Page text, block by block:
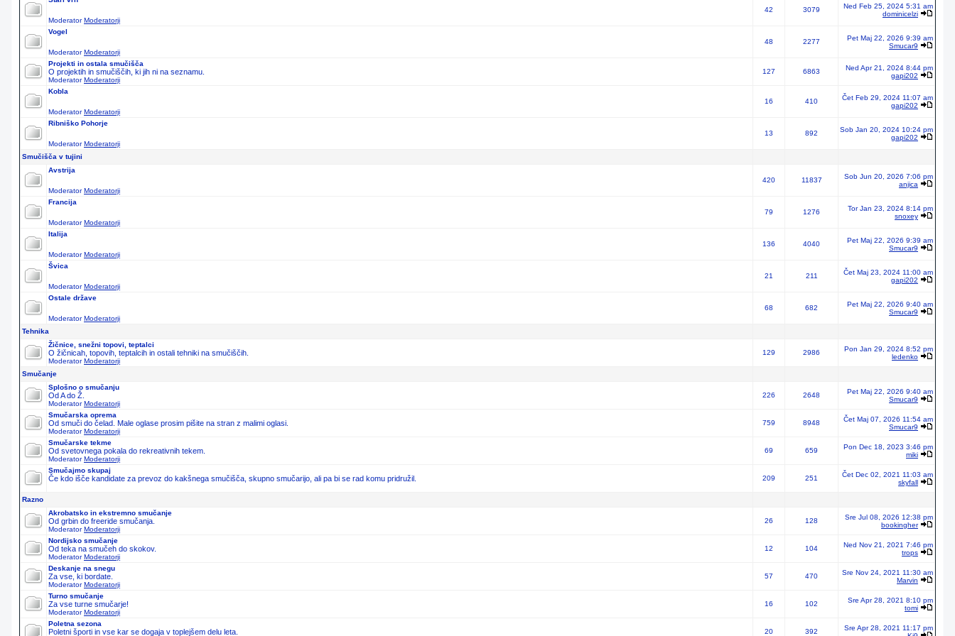
ModeratorModeratorji
42 3079
Ned Feb 25, 2024 5:31 am
dominicelzi
Vogel
ModeratorModeratorji
48 2277
Pet Maj 22, 2026 9:39 am
Smucar9
Projekti in ostala smučišča
O projektih in smučiščih, ki jih ni na seznamu.
ModeratorModeratorji
127 6863
Ned Apr 21, 2024 8:44 pm
gapi202
Kobla
ModeratorModeratorji
16 410
Čet Feb 29, 2024 11:07 am
gapi202
Ribniško Pohorje
ModeratorModeratorji
13 892
Sob Jan 20, 2024 10:24 pm
gapi202
Smučišča v tujini
Avstrija
ModeratorModeratorji
420 11837
Sob Jun 20, 2026 7:06 pm
anjica
Francija
ModeratorModeratorji
79 1276
Tor Jan 23, 2024 8:14 pm
snoxey
Italija
ModeratorModeratorji
136 4040
Pet Maj 22, 2026 9:39 am
Smucar9
Švica
ModeratorModeratorji
21 211
Čet Maj 23, 2024 11:00 am
gapi202
Ostale države
ModeratorModeratorji
68 682
Pet Maj 22, 2026 9:40 am
Smucar9
Tehnika
Žičnice, snežni topovi, teptalci
O žičnicah, topovih, teptalcih in ostali tehniki na smučiščih.
ModeratorModeratorji
129 2986
Pon Jan 29, 2024 8:52 pm
ledenko
Smučanje
Splošno o smučanju
Od A do Ž.
ModeratorModeratorji
226 2648
Pet Maj 22, 2026 9:40 am
Smucar9
Smučarska oprema
Od smuči do čelad. Male oglase prosim pišite na stran z malimi oglasi.
ModeratorModeratorji
759 8948
Čet Maj 07, 2026 11:54 am
Smucar9
Smučarske tekme
Od svetovnega pokala do rekreativnih tekem.
ModeratorModeratorji
69 659
Pon Dec 18, 2023 3:46 pm
miki
Smučajmo skupaj
Če kdo išče kandidate za prevoz do kakšnega smučišča, skupno smučarijo, ali pa bi se rad komu pridružil. 209 251
Čet Dec 02, 2021 11:03 am
skyfall
Razno
Akrobatsko in ekstremno smučanje
Od grbin do freeride smučanja.
ModeratorModeratorji
26 128
Sre Jul 08, 2026 12:38 pm
bookingher
Nordijsko smučanje
Od teka na smučeh do skokov.
ModeratorModeratorji
12 104
Ned Nov 21, 2021 7:46 pm
trops
Deskanje na snegu
Za vse, ki bordate.
ModeratorModeratorji
57 470
Sre Nov 24, 2021 11:30 am
Marvin
Turno smučanje
Za vse turne smučarje!
ModeratorModeratorji
16 102
Sre Apr 28, 2021 8:10 pm
tomi
Poletna sezona
Poletni športi in vse kar se dogaja v toplejšem delu leta. 20 392
Sre Apr 28, 2021 11:17 pm